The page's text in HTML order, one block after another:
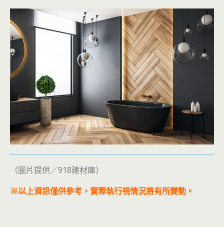
（圖片提供／918建材庫）
※以上資訊僅供參考，實際執行視情況將有所變動。